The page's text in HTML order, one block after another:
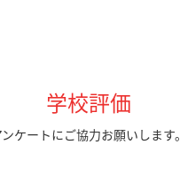
学校評価
ケートにご協力お願いします。